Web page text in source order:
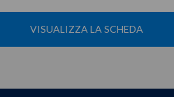
VISUALIZZA LA SCHEDA